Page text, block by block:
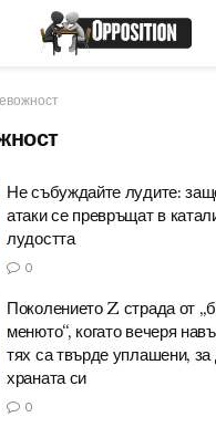
Не събуждайте лудите:
атаки се превръщат в
лудостта
0
Поколението Z страда от
менюто“, когато вечеря
тях са твърде уплашени,
храната си
0